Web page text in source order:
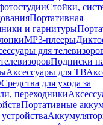
Стойки,
Портативная
и гарнитуры
MP3-плееры
для
Подписки
Аксессуары для ТВ
Средства для ухода за
переходники
Портативные